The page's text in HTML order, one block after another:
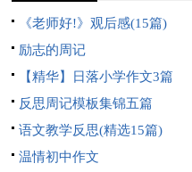
《老师好!》观后感(15篇)
励志的周记
【精华】日落小学作文3篇
反思周记模板集锦五篇
语文教学反思(精选15篇)
温情初中作文